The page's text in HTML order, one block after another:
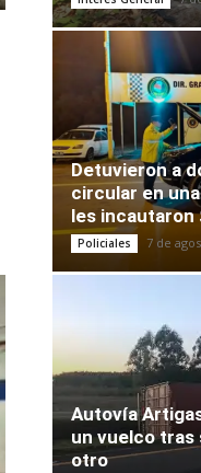
Detuvieron a
circular en
les incautaron
Policiales 7 de
Autovía
un vuelco tras
otro